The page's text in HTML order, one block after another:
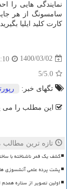
نمایندگی هایی را
سامسونگ از هر
کارت کلید ایلیا
1400/03/02
5.0
/5
تگهای خبر:
این مطلب را می
تازه ترین مطالب
کشف یک قمر ناشناخته با
پشت پرده علمی آتشسوزی
اولین تصویر از ستاره همدم